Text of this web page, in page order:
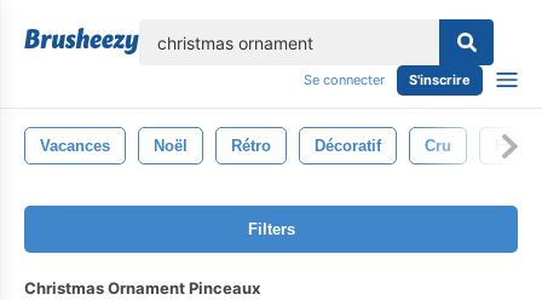
Se connecter S'inscrire
Vacances Noël Rétro Décoratif Cru Fête
Filters
Christmas Ornament Pinceaux